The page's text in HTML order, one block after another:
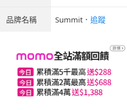
品牌名稱 Summit ． 追蹤